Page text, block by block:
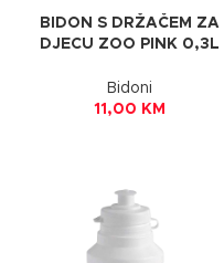
BIDON S DRŽAČEM ZA
DJECU ZOO PINK 0,3L
Bidoni
11,00 KM